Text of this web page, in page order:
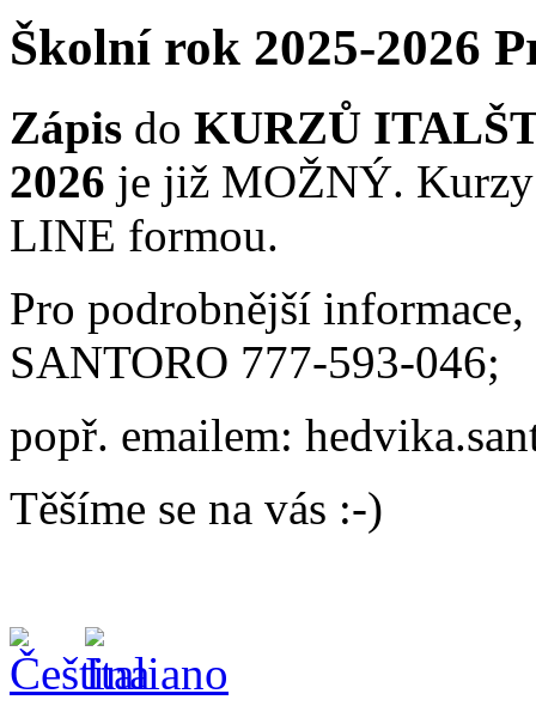
Školní rok 2025-2026
Zápis do KURZŮ
2026 je již MOŽNÝ. Kurzy
LINE formou.
Pro podrobnější
SANTORO 777-593-046;
popř. emailem:
Těšíme se na vás :-)